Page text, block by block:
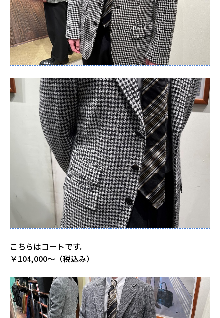
こちらはコートです。
￥104,000～（税込み）